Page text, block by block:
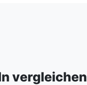
vergleichen